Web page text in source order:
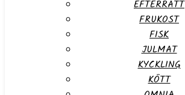
EFTERRÄTT
FRUKOST
FISK
JULMAT
KYCKLING
KÖTT